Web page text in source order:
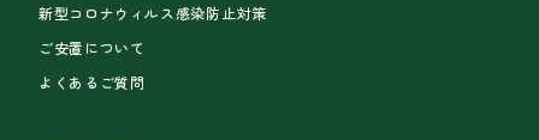
新型コロナウィルス感染防止対策
ご安置について
よくあるご質問